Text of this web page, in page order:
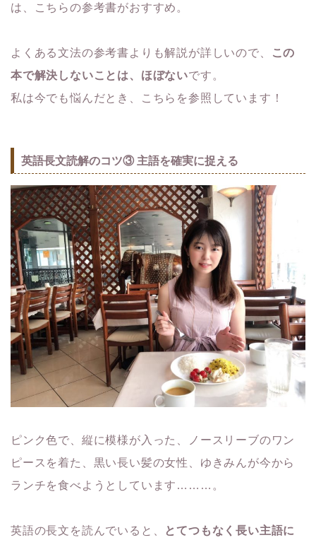
は、こち らの参考書がおすすめ。
よくある文法の参考書よりも解説が詳しいので、
この
本で解決しないことは、ほぼないです。
私は今でも悩んだとき、こちらを参照しています！
英語長文読解のコツ③ 主語を確実に捉える
ピンク色で、縦に模様が入った、ノースリーブのワン
ピースを着た、黒い長い髪の女性、ゆきみんが今から
ランチを食べようとしています………。
英語の長文を読んでいると、 とてつもなく長い主語に